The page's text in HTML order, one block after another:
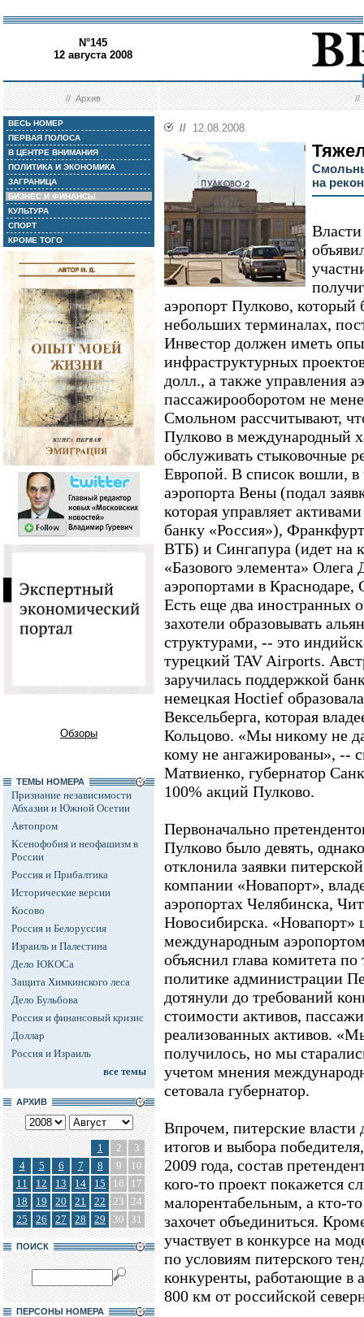
N°145
12 августа 2008
//Архив //
ВЕСЬ НОМЕР
ПЕРВАЯ ПОЛОСА
В ЦЕНТРЕ ВНИМАНИЯ
ПОЛИТИКА И ЭКОНОМИКА
ЗАГРАНИЦА
БИЗНЕС И ФИНАНСЫ
КУЛЬТУРА
СПОРТ
КРОМЕ ТОГО
Обзоры
ТЕМЫ НОМЕРА
Признание независимости
Абхазии и Южной Осетии
Автопром
Ксенофобия и неофашизм в
России
Россия и Прибалтика
Исторические версии
Косово
Россия и Белоруссия
Израиль и Палестина
Дело ЮКОСа
Защита Химкинского леса
Дело Бульбова
Россия и финансовый кризис
Доллар
Россия и Израиль
все темы
АРХИВ
1 2
3
4
5 6 7 8 9
10
11
12 13 14 15 16
17
18
19 20 21 22 23 24
25
26 27 28 29 30 31
ПОИСК
ПЕРСОНЫ НОМЕРА
// 12.08.2008
на
аэропорт Пулково, который
небольших терминалах,
Инвестор должен иметь
инфраструктурных
долл., а также управления
пассажирооборотом не
Смольном рассчитывают,
Пулково в международный
обслуживать стыковочные
Европой. В список вошли, в
аэропорта Вены (подал
которая управляет
банку «Россия»),
ВТБ) и Сингапура (идет на
«Базового элемента»
аэропортами в
Есть еще два иностранных
захотели образовывать
структурами, -- это
турецкий TAV Airports.
заручилась поддержкой
немецкая Hoctief
Вексельберга, которая
Кольцово. «Мы никому не
кому не ангажированы», --
Матвиенко, губернатор
100% акций Пулково.
Первоначально
Пулково было девять,
отклонила заявки
компании «Новапорт»,
аэропортах Челябинска,
Новосибирска. «Новапорт»
международным
объяснил глава комитета
политике администрации
дотянули до требований
стоимости активов,
реализованных активов.
получилось, но мы
учетом мнения
сетовала губернатор.
Впрочем, питерские власти
итогов и выбора
2009 года, состав
кого-то проект покажется
малорентабельным, а кто-
захочет объединиться.
участвует в конкурсе на
по условиям питерского
конкуренты, работающие в
800 км от российской